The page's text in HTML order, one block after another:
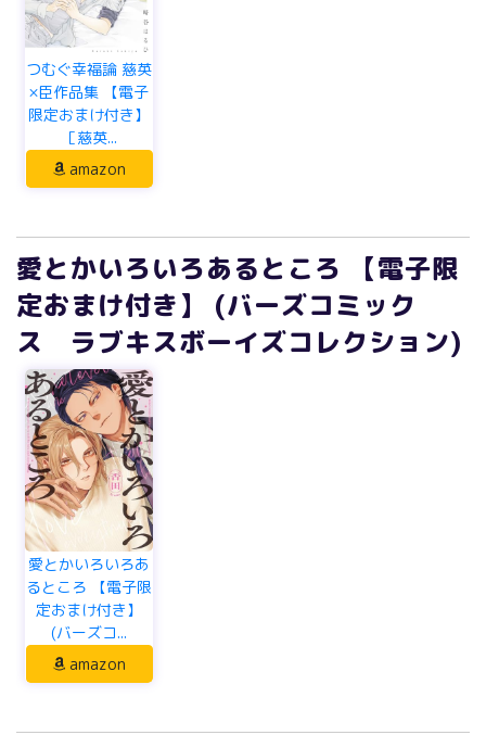
つむぐ幸福論 慈英
×臣作品集 【電子
限定おまけ付き】
［慈英...
amazon
愛とかいろいろあるところ 【電子限
定おまけ付き】 (バーズコミック
ス ラブキスボーイズコレクション)
愛とかいろいろあ
るところ 【電子限
定おまけ付き】
(バーズコ...
amazon